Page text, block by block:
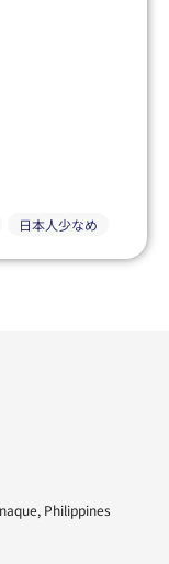
日本人少なめ
Philippines